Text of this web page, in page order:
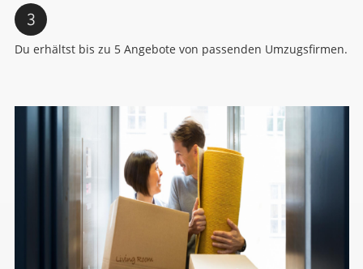
Du erhältst bis zu 5 Angebote von passenden Umzugsfirmen.